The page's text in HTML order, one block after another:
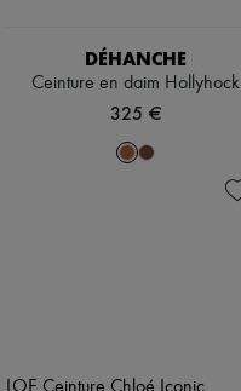
DÉHANCHE
Ceinture en daim Hollyhock
325 €